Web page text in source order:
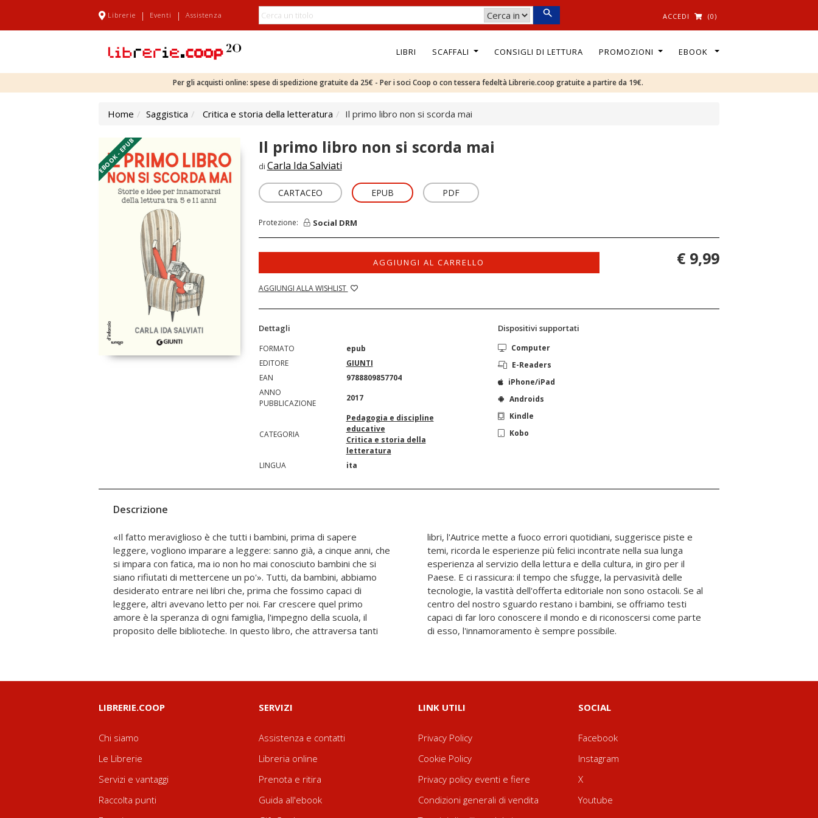
Librerie | Eventi | Assistenza ACCEDI (0)
LIBRI SCAFFALI CONSIGLI DI LETTURA PROMOZIONI EBOOK
Per gli acquisti online: spese di spedizione gratuite da 25€ - Per i soci Coop o con tessera fedeltà Librerie.coop gratuite a partire da 19€.
Home Saggistica Critica e storia della letteratura Il primo libro non si scorda mai
EBOOK - EPUB Il primo libro non si scorda mai
di Carla Ida Salviati
CARTACEO EPUB PDF
Protezione: Social DRM
AGGIUNGI AL CARRELLO
AGGIUNGI ALLA WISHLIST
€ 9,99
Dettagli
FORMATO
epub
EDITORE
GIUNTI
EAN
9788809857704
ANNO
PUBBLICAZIONE
2017
CATEGORIA
Pedagogia e discipline
educative
Critica e storia della
letteratura
LINGUA
ita
Dispositivi supportati
Computer
E-Readers
iPhone/iPad
Androids
Kindle
Kobo
Descrizione
«Il fatto meraviglioso è che tutti i bambini, prima di sapere
leggere, vogliono imparare a leggere: sanno già, a cinque anni, che
si impara con fatica, ma io non ho mai conosciuto bambini che si
siano rifiutati di mettercene un po'». Tutti, da bambini, abbiamo
desiderato entrare nei libri che, prima che fossimo capaci di
leggere, altri avevano letto per noi. Far crescere quel primo
amore è la speranza di ogni famiglia, l'impegno della scuola, il
proposito delle biblioteche. In questo libro, che attraversa tanti
libri, l'Autrice mette a fuoco errori quotidiani, suggerisce piste e
temi, ricorda le esperienze più felici incontrate nella sua lunga
esperienza al servizio della lettura e della cultura, in giro per il
Paese. E ci rassicura: il tempo che sfugge, la pervasività delle
tecnologie, la vastità dell'offerta editoriale non sono ostacoli. Se al
centro del nostro sguardo restano i bambini, se offriamo testi
capaci di far loro conoscere il mondo e di riconoscersi come parte
di esso, l'innamoramento è sempre possibile.
LIBRERIE.COOP
Chi siamo
Le Librerie
Servizi e vantaggi
Raccolta punti
SERVIZI
Assistenza e contatti
Libreria online
Prenota e ritira
Guida all'ebook
LINK UTILI
Privacy Policy
Cookie Policy
Privacy policy eventi e fiere
Condizioni generali di vendita
SOCIAL
Facebook
Instagram
X
Youtube